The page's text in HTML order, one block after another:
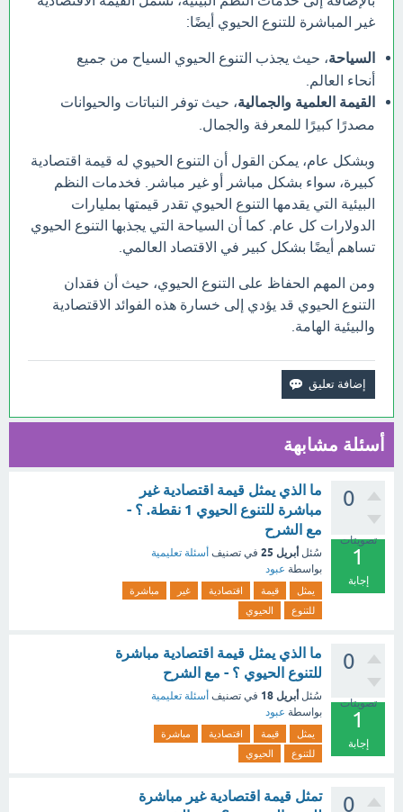
غير المباشرة للتنوع الحيوي أيضًا:
السياحة، حيث يجذب التنوع الحيوي السياح من جميع
أنحاء العالم.
القيمة العلمية والجمالية، حيث توفر النباتات والحيوانات
مصدرًا كبيرًا للمعرفة والجمال.
وبشكل عام، يمكن القول أن التنوع الحيوي له قيمة اقتصادية
كبيرة، سواء بشكل مباشر أو غير مباشر. فخدمات النظم
البيئية التي يقدمها التنوع الحيوي تقدر قيمتها بمليارات
الدولارات كل عام. كما أن السياحة التي يجذبها التنوع الحيوي
تساهم أيضًا بشكل كبير في الاقتصاد العالمي.
ومن المهم الحفاظ على التنوع الحيوي، حيث أن فقدان
التنوع الحيوي قد يؤدي إلى خسارة هذه الفوائد الاقتصادية
والبيئية الهامة.
أسئلة مشابهة
0
تصويتات
1
إجابة
ما الذي يمثل قيمة اقتصادية غير
مباشرة للتنوع الحيوي 1 نقطة. ؟ -
مع الشرح
سُئل أبريل 25 في تصنيف أسئلة تعليمية
بواسطة عبود
يمثل قيمة اقتصادية غير
مباشرة
للتنوع
الحيوي
0
تصويتات
1
إجابة
ما الذي يمثل قيمة اقتصادية مباشرة
للتنوع الحيوي ؟ - مع الشرح
سُئل أبريل 18 في تصنيف أسئلة تعليمية
بواسطة عبود
يمثل قيمة اقتصادية
مباشرة
للتنوع
الحيوي
0
تمثل قيمة اقتصادية غير مباشرة